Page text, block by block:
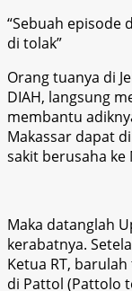
“Sebuah episode
di tolak”
Orang tuanya di
DIAH, langsung
membantu
Makassar dapat
sakit berusaha ke
Maka datanglah
kerabatnya.
Ketua RT,
di Pattol (Pattolo